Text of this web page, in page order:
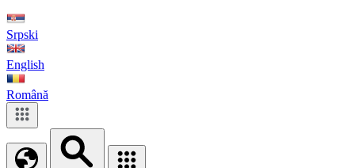
Srpski
English
Română